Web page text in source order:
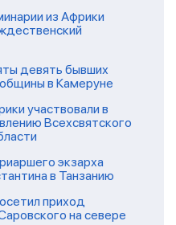
из Африки
девять бывших
в Камеруне
участвовали в
Всехсвятского
экзарха
в Танзанию
приход
на севере